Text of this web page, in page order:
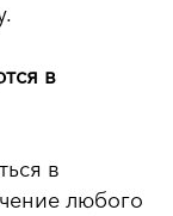
в
в
любого